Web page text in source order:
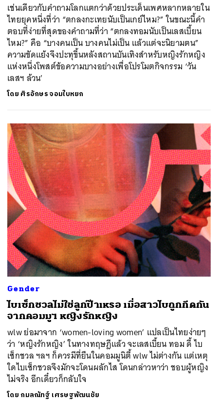
เช่นเดียวกับคำถามโลกแตกว่าด้วยประเด็นเพศหลากหลายใน
ไทยยุคหนึ่งที่ว่า “ตกลงกะเทยนับเป็นเกย์ไหม?” ในขณะนี้คำ
ตอบที่ง่ายที่สุดของคำถามที่ว่า “ตกลงทอมนับเป็นเลสเบี้ยน
ไหม?” คือ “บางคนเป็น บางคนไม่เป็น แล้วแต่จะนิยามตน”
ความขัดแย้งจึงปะทุขึ้นหลังสถานบันเทิงสำหรับหญิงรักหญิง
แห่งหนึ่งโพสต์ข้อความบางอย่างเพื่อโปรโมตกิจกรรม ‘วัน
เลสฯ​ ล้วน’
โดย ศิรอักษร จอมใบหยก
Gender
ไบเซ็กชวลไม่ใช่ลูกป๊าเหรอ เมื่อสาวไบถูกกีดกัน
จากคอมมูฯ หญิงรักหญิง
wlw ย่อมาจาก ‘women-loving women’ แปลเป็นไทยง่ายๆ
ว่า​ ‘หญิงรักหญิง’ ในทางทฤษฎีแล้ว จะเลสเบี้ยน ทอม ดี้ ไบ
เซ็กชวล ฯลฯ ก็ควรมีที่ยืนในคอมมูนิตี้ wlw ไม่ต่างกัน แต่เหตุ
ใดไบเซ็กชวลจึงมักจะโดนผลักไส โดนกล่าวหาว่า ชอบผู้หญิง
ไม่จริง อีกเดี๋ยวก็กลับใจ
โดย กมลณัทฐ์ เศรษฐพัฒนชัย
ค้นหา
SHARE TWEET LINE EMAIL